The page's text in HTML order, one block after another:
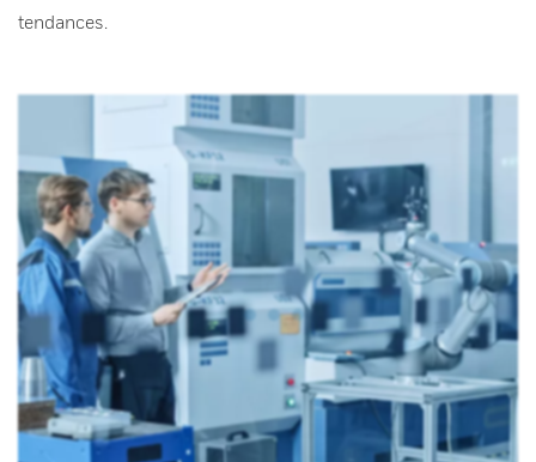
tendances.